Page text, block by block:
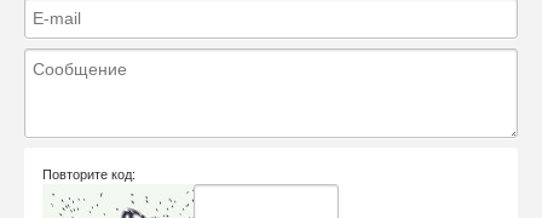
Повторите код: